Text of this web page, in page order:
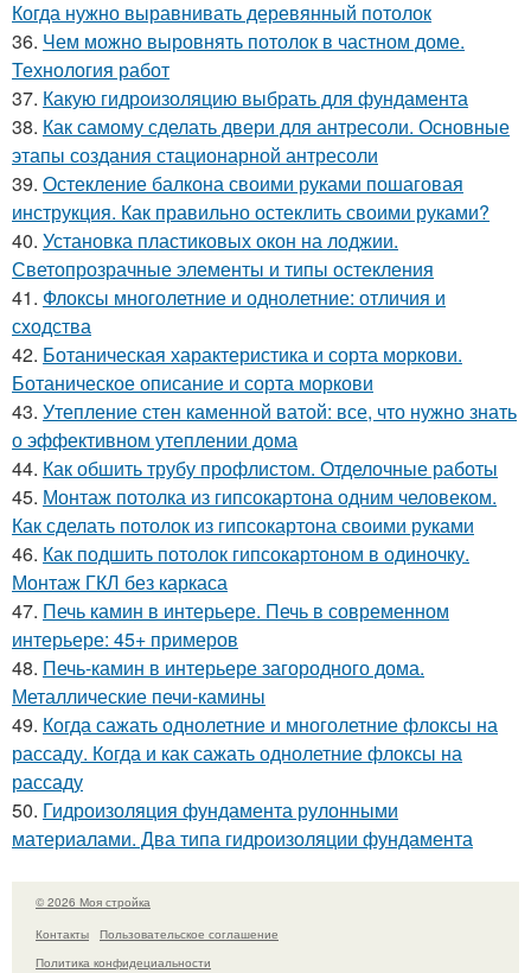
Когда нужно выравнивать деревянный потолок
36. Чем можно выровнять потолок в частном доме.
Технология работ
37. Какую гидроизоляцию выбрать для фундамента
38. Как самому сделать двери для антресоли. Основные
этапы создания стационарной антресоли
39. Остекление балкона своими руками пошаговая
инструкция. Как правильно остеклить своими руками?
40. Установка пластиковых окон на лоджии.
Светопрозрачные элементы и типы остекления
41. Флоксы многолетние и однолетние: отличия и
сходства
42. Ботаническая характеристика и сорта моркови.
Ботаническое описание и сорта моркови
43. Утепление стен каменной ватой: все, что нужно знать
о эффективном утеплении дома
44. Как обшить трубу профлистом. Отделочные работы
45. Монтаж потолка из гипсокартона одним человеком.
Как сделать потолок из гипсокартона своими руками
46. Как подшить потолок гипсокартоном в одиночку.
Монтаж ГКЛ без каркаса
47. Печь камин в интерьере. Печь в современном
интерьере: 45+ примеров
48. Печь-камин в интерьере загородного дома.
Металлические печи-камины
49. Когда сажать однолетние и многолетние флоксы на
рассаду. Когда и как сажать однолетние флоксы на
рассаду
50. Гидроизоляция фундамента рулонными
материалами. Два типа гидроизоляции фундамента
© 2026 Моя стройка
Контакты
Пользовательское соглашение
Политика конфидециальности